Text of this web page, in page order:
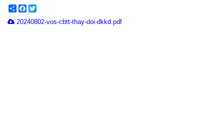
ShareFacebook
20240802-vos-cbtt-thay-doi-dkkd.pdf